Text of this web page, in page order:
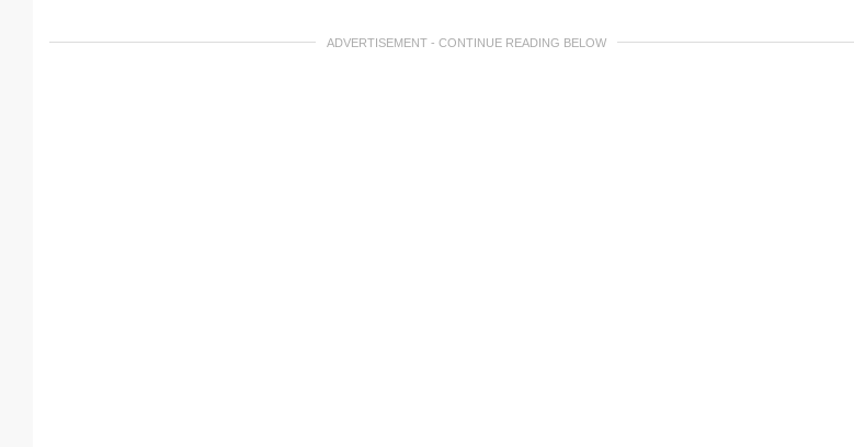
ADVERTISEMENT - CONTINUE READING BELOW